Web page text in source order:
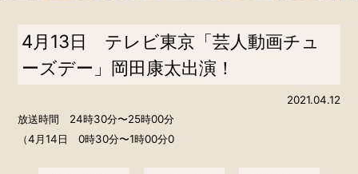
4月13日 テレビ東京「芸人動画チュ
ーズデー」岡田康太出演！
2021.04.12
放送時間 24時30分〜25時00分
（4月14日 0時30分〜1時00分0